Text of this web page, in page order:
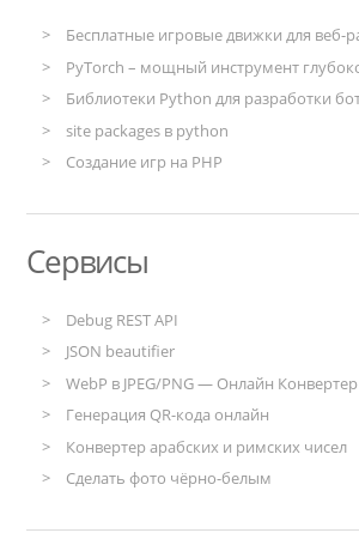
Бесплатные игровые движки для веб-
PyTorch – мощный инструмент
Библиотеки Python для разработки
site packages в python
Создание игр на PHP
Сервисы
Debug REST API
JSON beautifier
WebP в JPEG/PNG — Онлайн Конвертер
Генерация QR-кода онлайн
Конвертер арабских и римских чисел
Сделать фото чёрно-белым